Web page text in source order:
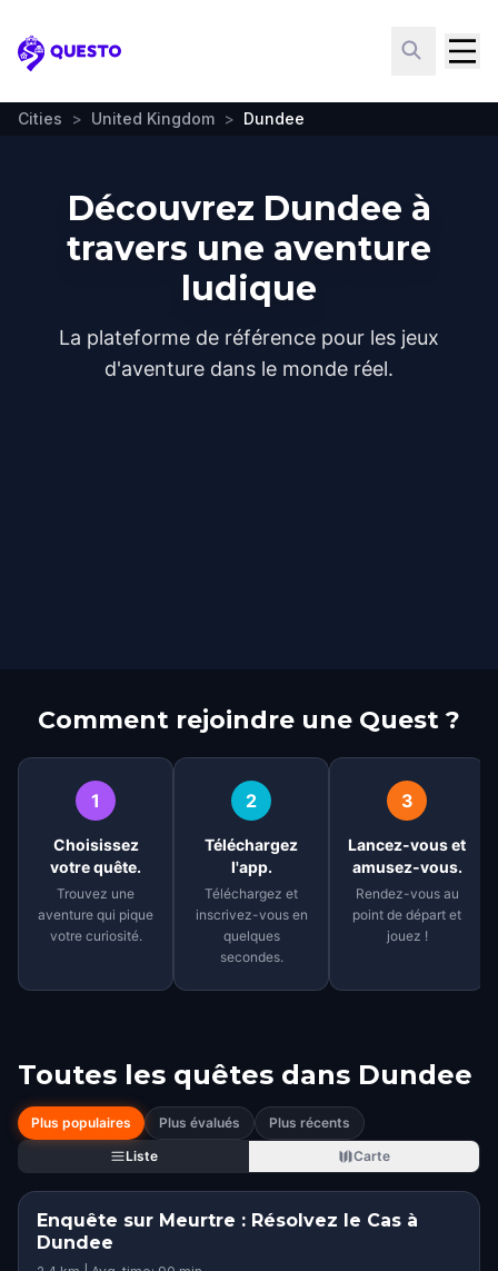
Questo
Cities > United Kingdom > Dundee
Découvrez Dundee à
travers une aventure
ludique
La plateforme de référence pour les jeux
d'aventure dans le monde réel.
Comment rejoindre une Quest ?
1
Choisissez
votre quête.
Trouvez une
aventure qui pique
votre curiosité.
2
Téléchargez
l'app.
Téléchargez et
inscrivez-vous en
quelques
secondes.
3
Lancez-vous et
amusez-vous.
Rendez-vous au
point de départ et
jouez !
Toutes les quêtes dans Dundee
Plus populaires Plus évalués
Plus récents
Liste
Carte
Enquête sur Meurtre : Résolvez le Cas à
Dundee